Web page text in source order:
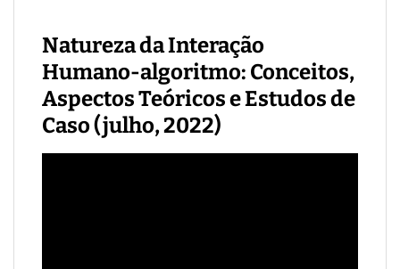
Natureza da Interação
Humano-algoritmo: Conceitos,
Aspectos Teóricos e Estudos de
Caso (julho, 2022)